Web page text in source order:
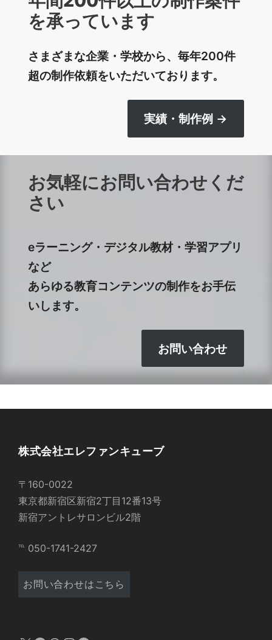
を承っています
さまざまな企業・学校から、毎年200件
超の制作依頼をいただいております。
実績・制作例 →
お気軽にお問い合わせくだ
さい
eラーニング・デジタル教材・学習アプリ
など
あらゆる教育コンテンツの制作をお手伝
いします。
お問い合わせ
株式会社エレファンキューブ
〒160-0022
東京都新宿区新宿2丁目12番13号
新宿アントレサロンビル2階
℡ 050-1741-2427
お問い合わせはこちら